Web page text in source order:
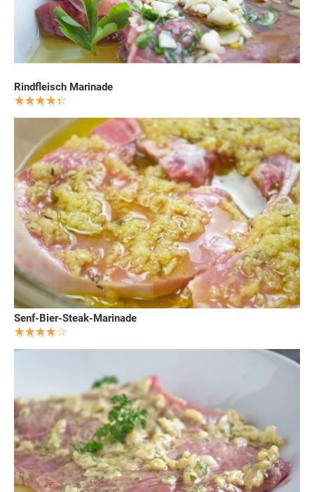
Rindfleisch Marinade
Senf-Bier-Steak-Marinade